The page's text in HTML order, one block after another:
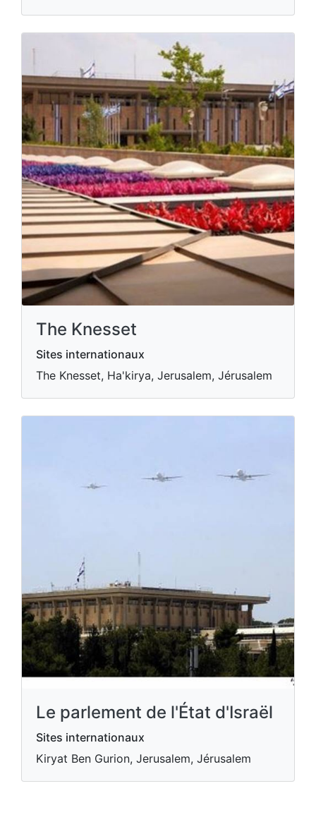
The Knesset
Sites internationaux
The Knesset, Ha'kirya, Jerusalem, Jérusalem
Le parlement de l'État d'Israël
Sites internationaux
Kiryat Ben Gurion, Jerusalem, Jérusalem